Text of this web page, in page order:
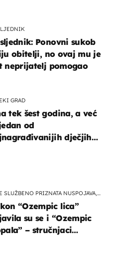
Ponovni sukob
obitelji, no ovaj mu je
neprijatelj pomogao
GRAD
tek šest godina, a već
od
dječjih
SLUŽBENO PRIZNATA NUSPOJAVA,
“Ozempic lica”
su se i “Ozempic
– stručnjaci